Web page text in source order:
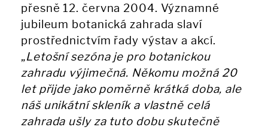
přesně 12. června 2004. Významné
jubileum botanická zahrada slaví
prostřednictvím řady výstav a akcí.
„Letošní sezóna je pro botanickou
zahradu výjimečná. Někomu možná 20
let přijde jako poměrně krátká doba, ale
náš unikátní skleník a vlastně celá
zahrada ušly za tuto dobu skutečně